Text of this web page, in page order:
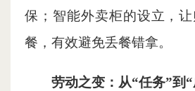
保；智能外卖柜的设立，
餐，有效避免丢餐错拿。
劳动之变：从“任务”到